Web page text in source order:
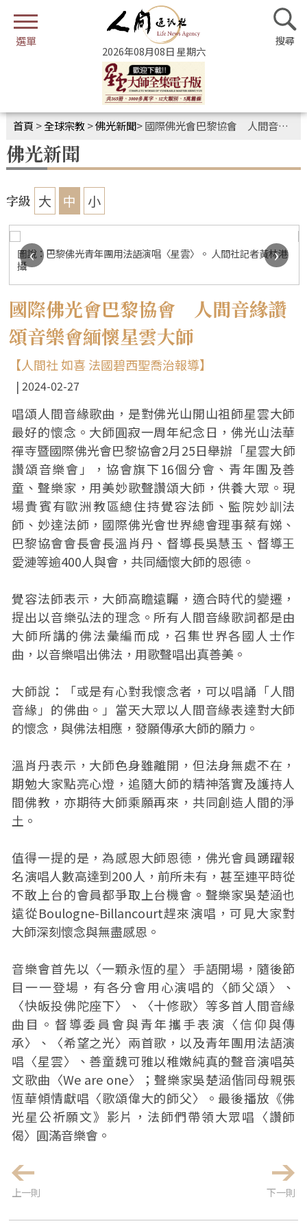
2026年08月08日 星期六
首頁 >全球宗教>佛光新聞>國際佛光會巴黎協會 人間音緣讚頌音樂會緬懷星雲大師
佛光新聞
字級 大 中 小
圖說：巴黎佛光青年團用法語演唱〈星雲〉。 人間社記者黃林港
攝‹ ›
國際佛光會巴黎協會 人間音緣讚
頌音樂會緬懷星雲大師
【人間社 如喜 法國碧西聖喬治報導】
2024-02-27
唱頌人間音緣歌曲，是對佛光山開山祖師星雲大師
最好的懷念。大師圓寂一周年紀念日，佛光山法華
禪寺暨國際佛光會巴黎協會2月25日舉辦「星雲大師
讚頌音樂會」，協會旗下16個分會、青年團及善
童、聲樂家，用美妙歌聲讚頌大師，供養大眾。現
場貴賓有歐洲教區總住持覺容法師、監院妙訓法
師、妙達法師，國際佛光會世界總會理事蔡有娣、
巴黎協會會長會長溫肖丹、督導長吳慧玉、督導王
愛漣等逾400人與會，共同緬懷大師的恩德。
覺容法師表示，大師高瞻遠矚，適合時代的變遷，
提出以音樂弘法的理念。所有人間音緣歌詞都是由
大師所講的佛法彙編而成，召集世界各國人士作
曲，以音樂唱出佛法，用歌聲唱出真善美。
大師說：「或是有心對我懷念者，可以唱誦「人間
音緣」的佛曲。」當天大眾以人間音緣表達對大師
的懷念，與佛法相應，發願傳承大師的願力。
溫肖丹表示，大師色身雖離開，但法身無處不在，
期勉大家點亮心燈，追隨大師的精神落實及護持人
間佛教，亦期待大師乘願再來，共同創造人間的淨
土。
值得一提的是，為感恩大師恩德，佛光會員踴躍報
名演唱人數高達到200人，前所未有，甚至連平時從
不敢上台的會員都爭取上台機會。聲樂家吳楚涵也
遠從Boulogne-Billancourt趕來演唱，可見大家對
大師深刻懷念與無盡感恩。
音樂會首先以〈一顆永恆的星〉手語開場，隨後節
目一一登場，有各分會用心演唱的〈師父頌〉、
〈快皈投佛陀座下〉、〈十修歌〉等多首人間音緣
曲目。督導委員會與青年攜手表演〈信仰與傳
承〉、〈希望之光〉兩首歌，以及青年團用法語演
唱〈星雲〉、善童魏可雅以稚嫩純真的聲音演唱英
文歌曲〈We are one〉；聲樂家吳楚涵偕同母親張
恆華傾情獻唱〈歌頌偉大的師父〉。最後播放《佛
光星公祈願文》影片，法師們帶領大眾唱〈讚師
偈〉圓滿音樂會。
上一則 下一則